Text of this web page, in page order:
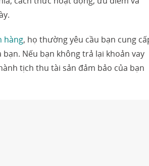
hàng, họ thường yêu cầu bạn cung
Nếu bạn không trả lại khoản vay
tịch thu tài sản đảm bảo của bạn